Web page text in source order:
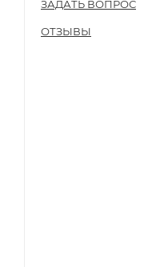
ЗАДАТЬ ВОПРОС
ОТЗЫВЫ